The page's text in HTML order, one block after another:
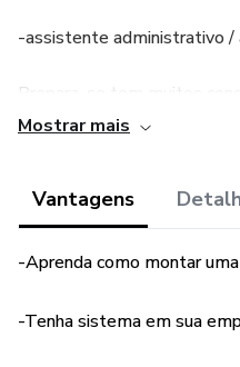
-assistente administrativo /
Prepara-se tem muitos
serviço.
Mostrar mais
Vantagens
-Aprenda como montar
-Tenha sistema em sua